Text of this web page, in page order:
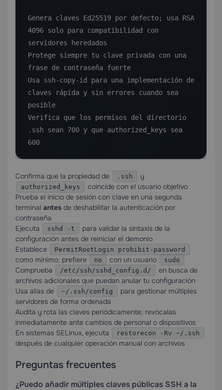
Confirma que la propiedad de .ssh y
authorized_keys
coincide con el usuario objetivo
Prueba el inicio de sesión con clave en una segunda
terminal antes de deshabilitar la autenticación por
contraseña
Ejecuta
sshd -t
para validar la sintaxis de la
configuración antes de reiniciar el demonio
Establece
PermitRootLogin prohibit-password
como mínimo; prefiere no con un usuario sudo
Comprueba /etc/ssh/sshd_config.d/
en busca de
archivos adicionales que puedan anular tu configuración
Usa alias de
~/.ssh/config
para gestionar múltiples
servidores de forma ordenada
Audita y rota las claves periódicamente; revócalas
inmediatamente ante cambios de personal o dispositivos
En sistemas SELinux, ejecuta
restorecon -Rv ~/.ssh
después de cualquier operación manual con archivos
Preguntas frecuentes
¿Puedo añadir múltiples claves públicas SSH a la